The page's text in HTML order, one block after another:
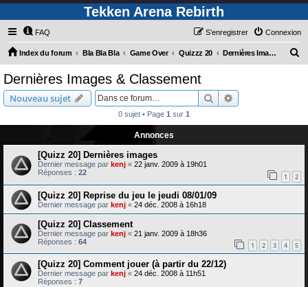
Tekken Arena Rebirth
FAQ Connexion
S’enregistrer
Index du forum Bla Bla Bla Game Over Quizzz 20 Dernières Images & Classement
e
Dernières Images & Classement
Nouveau sujet Rechercher
0 sujet • Page 1 sur 1
Annonces
[Quizz 20] Dernières images
Dernier message par kenj « 22 janv. 2009 à 19h01
Réponses : 22 1 2
[Quizz 20] Reprise du jeu le jeudi 08/01/09
Dernier message par kenj « 24 déc. 2008 à 16h18
[Quizz 20] Classement
Dernier message par kenj « 21 janv. 2009 à 18h36
Réponses : 64 1 2 3 4 5
[Quizz 20] Comment jouer (à partir du 22/12)
Dernier message par kenj « 24 déc. 2008 à 11h51
Réponses : 7